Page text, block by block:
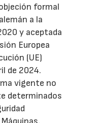
formal
a la
y aceptada
Europea
(UE)
de 2024.
vigente no
determinados